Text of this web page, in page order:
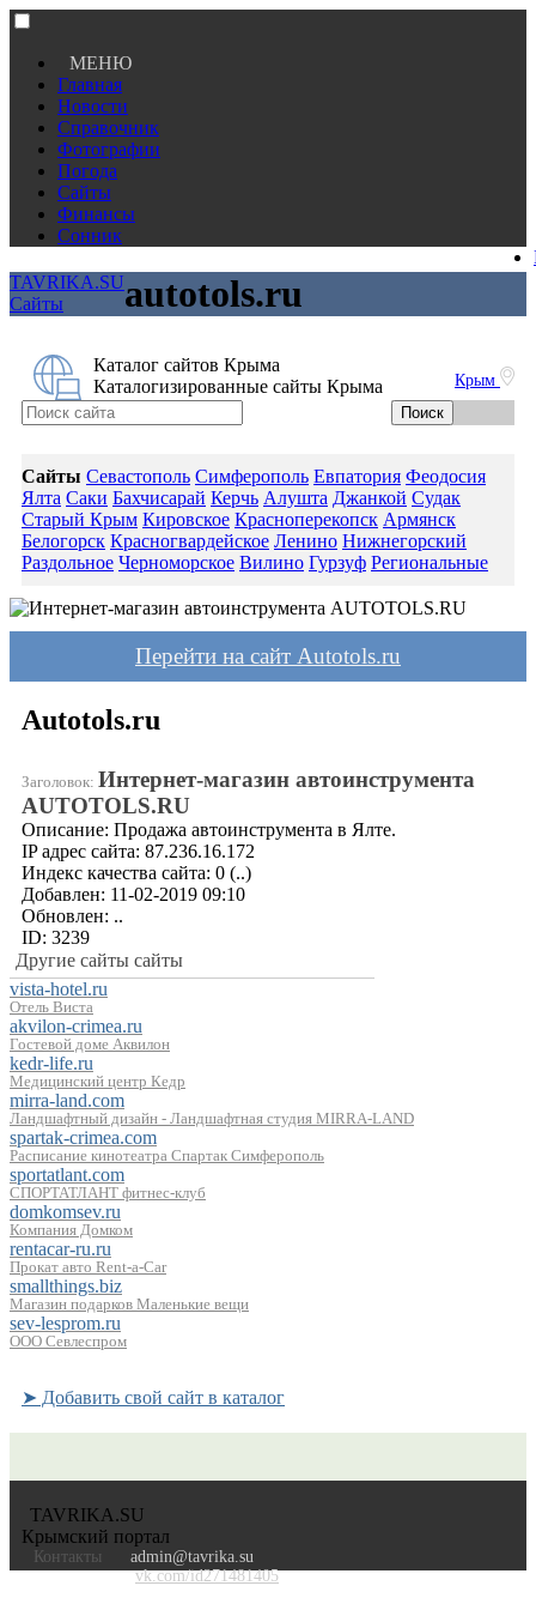
МЕНЮ
Главная
Новости
Справочник
Фотографии
Погода
Сайты
Финансы
Сонник
TAVRIKA.SU
Сайты
autotols.ru
Крым
Каталог сайтов Крыма
Каталогизированные сайты Крыма
Сайты Севастополь Симферополь Евпатория Феодосия
Ялта Саки Бахчисарай Керчь Алушта Джанкой Судак
Старый Крым Кировское Красноперекопск Армянск
Белогорск Красногвардейское Ленино Нижнегорский
Раздольное Черноморское Вилино Гурзуф Региональные
Перейти на сайт Autotols.ru
Autotols.ru
Заголовок: Интернет-магазин автоинструмента
AUTOTOLS.RU
Описание: Продажа автоинструмента в Ялте.
IP адрес сайта: 87.236.16.172
Индекс качества сайта: 0 (..)
Добавлен: 11-02-2019 09:10
Обновлен: ..
ID: 3239
Другие сайты сайты
vista-hotel.ru
Отель Виста
akvilon-crimea.ru
Гостевой доме Аквилон
kedr-life.ru
Медицинский центр Кедр
mirra-land.com
Ландшафтный дизайн - Ландшафтная студия MIRRA-LAND
spartak-crimea.com
Расписание кинотеатра Спартак Симферополь
sportatlant.com
СПОРТАТЛАНТ фитнес-клуб
domkomsev.ru
Компания Домком
rentacar-ru.ru
Прокат авто Rent-a-Car
smallthings.biz
Магазин подарков Маленькие вещи
sev-lesprom.ru
ООО Севлеспром
➤ Добавить свой сайт в каталог
TAVRIKA.SU
Крымский портал
Контакты
admin@tavrika.su
vk.com/id271481405